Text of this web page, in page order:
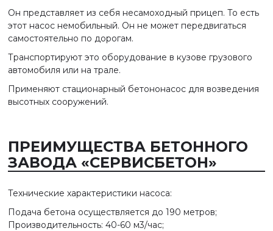
Он представляет из себя несамоходный прицеп. То есть
этот насос немобильный. Он не может передвигаться
самостоятельно по дорогам.
Транспортируют это оборудование в кузове грузового
автомобиля или на трале.
Применяют стационарный бетононасос для возведения
высотных сооружений.
ПРЕИМУЩЕСТВА БЕТОННОГО
ЗАВОДА «СЕРВИСБЕТОН»
Технические характеристики насоса:
Подача бетона осуществляется до 190 метров;
Производительность: 40-60 м3/час;